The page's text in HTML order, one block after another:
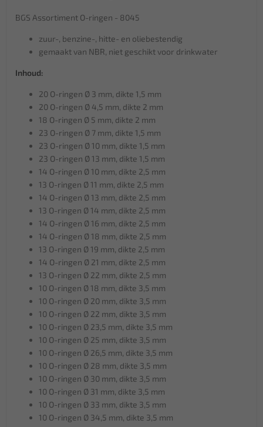
BGS Assortiment O-ringen - 8045
zuur-, benzine-, hitte- en oliebestendig
gemaakt van NBR, niet geschikt voor drinkwater
Inhoud:
20 O-ringen Ø 3 mm, dikte 1,5 mm
20 O-ringen Ø 4,5 mm, dikte 2 mm
18 O-ringen Ø 5 mm, dikte 2 mm
23 O-ringen Ø 7 mm, dikte 1,5 mm
23 O-ringen Ø 10 mm, dikte 1,5 mm
23 O-ringen Ø 13 mm, dikte 1,5 mm
14 O-ringen Ø 10 mm, dikte 2,5 mm
13 O-ringen Ø 11 mm, dikte 2,5 mm
14 O-ringen Ø 13 mm, dikte 2,5 mm
13 O-ringen Ø 14 mm, dikte 2,5 mm
14 O-ringen Ø 16 mm, dikte 2,5 mm
14 O-ringen Ø 18 mm, dikte 2,5 mm
13 O-ringen Ø 19 mm, dikte 2,5 mm
14 O-ringen Ø 21 mm, dikte 2,5 mm
13 O-ringen Ø 22 mm, dikte 2,5 mm
10 O-ringen Ø 18 mm, dikte 3,5 mm
10 O-ringen Ø 20 mm, dikte 3,5 mm
10 O-ringen Ø 22 mm, dikte 3,5 mm
10 O-ringen Ø 23,5 mm, dikte 3,5 mm
10 O-ringen Ø 25 mm, dikte 3,5 mm
10 O-ringen Ø 26,5 mm, dikte 3,5 mm
10 O-ringen Ø 28 mm, dikte 3,5 mm
10 O-ringen Ø 30 mm, dikte 3,5 mm
10 O-ringen Ø 31 mm, dikte 3,5 mm
10 O-ringen Ø 33 mm, dikte 3,5 mm
10 O-ringen Ø 34,5 mm, dikte 3,5 mm